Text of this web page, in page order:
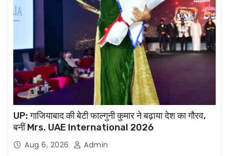
UP: गाजियाबाद की बेटी फाल्गुनी कुमार ने बढ़ाया देश का गौरव,
बनीं Mrs. UAE International 2026
Aug 6, 2026 Admin